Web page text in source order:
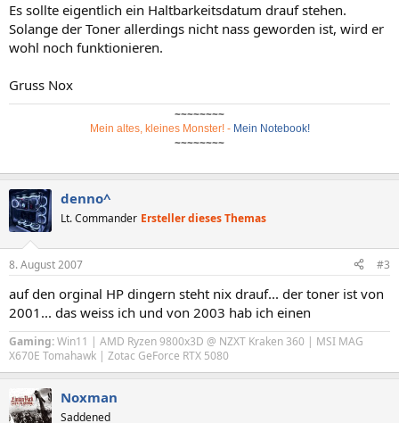
Es sollte eigentlich ein Haltbarkeitsdatum drauf stehen.
Solange der Toner allerdings nicht nass geworden ist, wird er
wohl noch funktionieren.
Gruss Nox
~~~~~~~~
Mein altes, kleines Monster!- Mein Notebook!
~~~~~~~~
denno^
Lt. Commander Ersteller dieses Themas
8. August 2007 #3
auf den orginal HP dingern steht nix drauf... der toner ist von
2001... das weiss ich und von 2003 hab ich einen
Gaming:Win11 | AMD Ryzen 9800x3D @ NZXT Kraken 360 | MSI MAG
X670E Tomahawk | Zotac GeForce RTX 5080
Noxman
Saddened